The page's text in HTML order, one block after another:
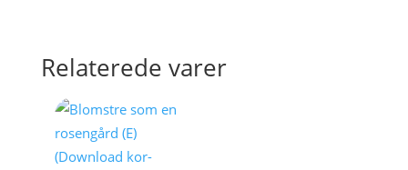
Relaterede varer